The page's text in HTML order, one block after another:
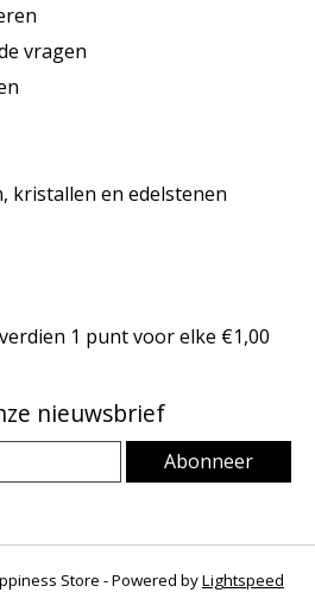
vragen
kristallen en edelstenen
1 punt voor elke €1,00
nieuwsbrief
Abonneer
Store - Powered byLightspeed